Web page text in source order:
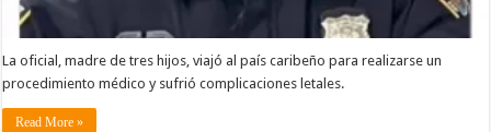
La oficial, madre de tres hijos, viajó al país caribeño para realizarse un
procedimiento médico y sufrió complicaciones letales.
Read More »